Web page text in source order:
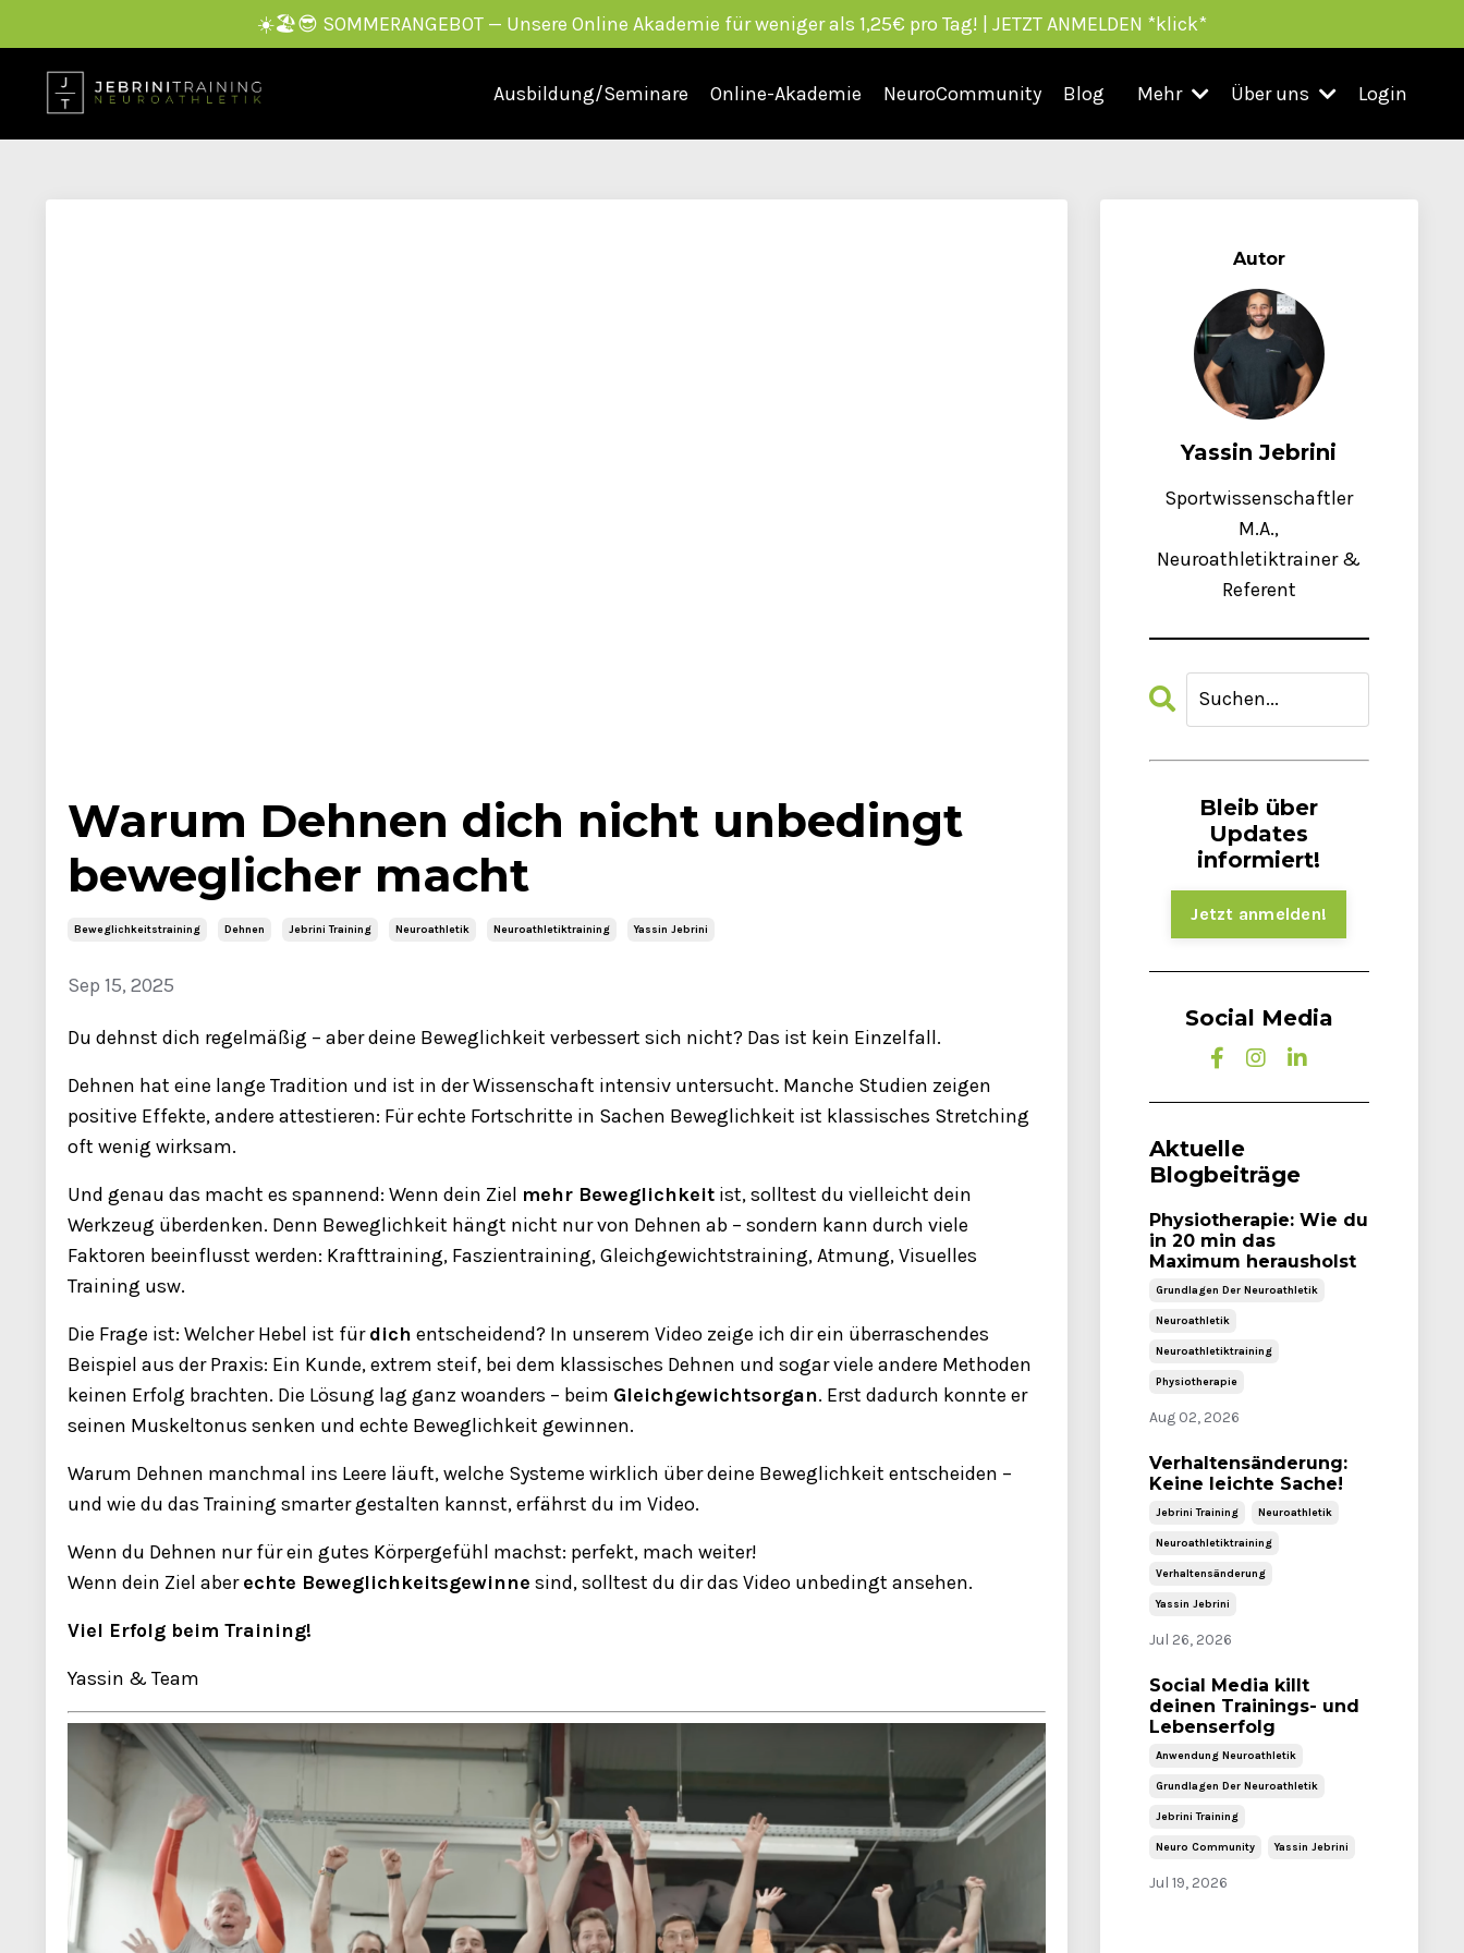
☀️🏖️😎 SOMMERANGEBOT — Unsere Online Akademie für weniger als 1,25€ pro Tag! | JETZT ANMELDEN *klick*
Ausbildung/Seminare Online-Akademie NeuroCommunity Blog Mehr Über uns Login
Warum Dehnen dich nicht unbedingt
beweglicher macht
Beweglichkeitstraining Dehnen Jebrini Training Neuroathletik Neuroathletiktraining Yassin Jebrini
Sep 15, 2025
Du dehnst dich regelmäßig – aber deine Beweglichkeit verbessert sich nicht? Das ist kein Einzelfall.
Dehnen hat eine lange Tradition und ist in der Wissenschaft intensiv untersucht. Manche Studien zeigen
positive Effekte, andere attestieren: Für echte Fortschritte in Sachen Beweglichkeit ist klassisches Stretching
oft wenig wirksam.
Und genau das macht es spannend: Wenn dein Ziel mehr Beweglichkeit ist, solltest du vielleicht dein
Werkzeug überdenken. Denn Beweglichkeit hängt nicht nur von Dehnen ab – sondern kann durch viele
Faktoren beeinflusst werden: Krafttraining, Faszientraining, Gleichgewichtstraining, Atmung, Visuelles
Training usw.
Die Frage ist: Welcher Hebel ist fürdich entscheidend? In unserem Video zeige ich dir ein überraschendes
Beispiel aus der Praxis: Ein Kunde, extrem steif, bei dem klassisches Dehnen und sogar viele andere Methoden
keinen Erfolg brachten. Die Lösung lag ganz woanders – beim Gleichgewichtsorgan. Erst dadurch konnte er
seinen Muskeltonus senken und echte Beweglichkeit gewinnen.
Warum Dehnen manchmal ins Leere läuft, welche Systeme wirklich über deine Beweglichkeit entscheiden –
und wie du das Training smarter gestalten kannst, erfährst du im Video.
Wenn du Dehnen nur für ein gutes Körpergefühl machst: perfekt, mach weiter!
Wenn dein Ziel aberechte Beweglichkeitsgewinne sind, solltest du dir das Video unbedingt ansehen.
Viel Erfolg beim Training!
Yassin & Team
Autor
Yassin Jebrini
Sportwissenschaftler
M.A.,
Neuroathletiktrainer &
Referent
Bleib über
Updates
informiert!
Jetzt anmelden!
Social Media
Aktuelle
Blogbeiträge
Physiotherapie: Wie du
in 20 min das
Maximum herausholst
Grundlagen Der Neuroathletik
Neuroathletik
Neuroathletiktraining
Physiotherapie
Aug 02, 2026
Verhaltensänderung:
Keine leichte Sache!
Jebrini Training Neuroathletik
Neuroathletiktraining
Verhaltensänderung
Yassin Jebrini
Jul 26, 2026
Social Media killt
deinen Trainings- und
Lebenserfolg
Anwendung Neuroathletik
Grundlagen Der Neuroathletik
Jebrini Training
Neuro Community Yassin Jebrini
Jul 19, 2026